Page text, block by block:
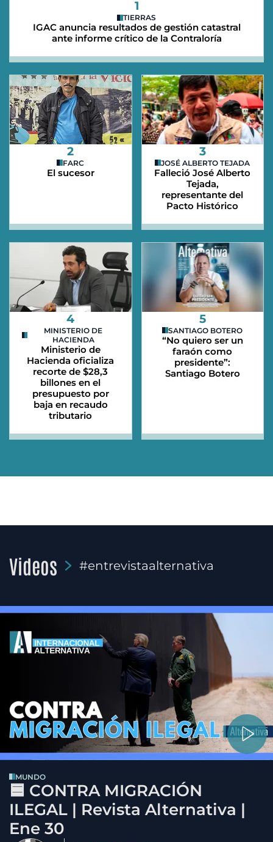
1
TIERRAS
IGAC anuncia resultados de gestión catastral
ante informe crítico de la Contraloría
2
FARC
El sucesor
3
JOSÉ ALBERTO TEJADA
Falleció José Alberto
Tejada,
representante del
Pacto Histórico
4
MINISTERIO DE
HACIENDA
Ministerio de
Hacienda oficializa
recorte de $28,3
billones en el
presupuesto por
baja en recaudo
tributario
5
SANTIAGO BOTERO
“No quiero ser un
faraón como
presidente”:
Santiago Botero
Videos #entrevistaalternativa
MUNDO
🟦 CONTRA MIGRACIÓN
ILEGAL | Revista Alternativa |
Ene 30